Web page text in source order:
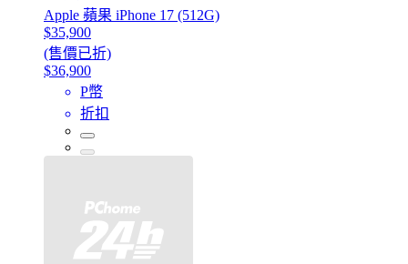
Apple 蘋果 iPhone 17 (512G)
$35,900
(售價已折)
$36,900
P幣
折扣